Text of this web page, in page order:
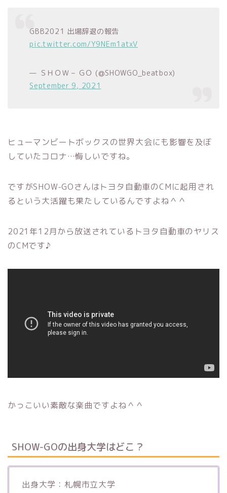
GBB2021 出場辞退の報告
pic.twitter.com/Y9NEm1atxV
— ＳＨＯＷ – ＧＯ (@SHOWGO_beatbox)
September 9, 2021
ヒューマンビートボックスの世界大会にも影響を及ぼ
していたコロナ…悔しいですね。
ですがSHOW-GOさんはトヨタ自動車のCMに起用され
るという大活躍も果たしているんですよね＾＾
2021年12月から放送されているトヨタ自動車のヤリス
のCMです♪
かっこいい素敵な楽曲ですよね＾＾
SHOW-GOの出身大学はどこ？
出身大学：札幌市立大学